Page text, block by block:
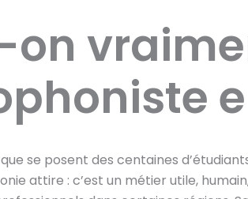
on
se posent des centaines
attire : c’est un métier utile,